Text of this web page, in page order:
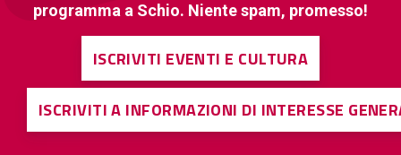
programma a Schio. Niente spam, promesso!
ISCRIVITI EVENTI E CULTURA
ISCRIVITI A INFORMAZIONI DI INTERESSE